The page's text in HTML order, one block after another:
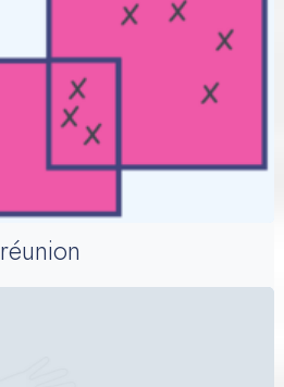
réunion